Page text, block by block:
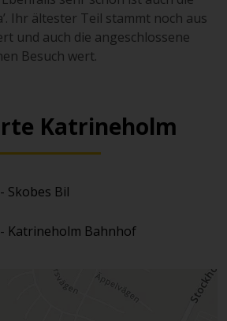
Ihr ältester Teil stammt noch aus
und auch die angeschlossene
Besuch wert.
Katrineholm
Skobes Bil
Katrineholm Bahnhof